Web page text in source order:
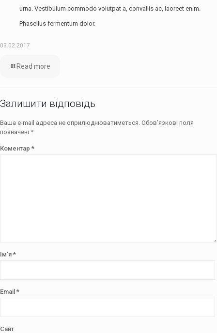
urna. Vestibulum commodo volutpat a, convallis ac, laoreet enim.
Phasellus fermentum dolor.
03.02.2017
Read more
Залишити відповідь
Ваша e-mail адреса не оприлюднюватиметься. Обов’язкові поля
позначені *
Коментар *
Ім'я *
Email *
Сайт